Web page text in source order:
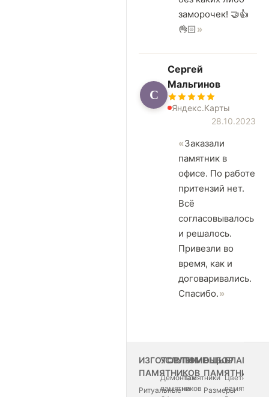
заморочек! 🤝👍
👌🏻
С
Сергей
Мальгинов
Яндекс.Карты
28.10.2023
Заказали
памятник в
офисе. По работе
притензий нет.
Всё
согласовывалось
и решалось.
Привезли во
время, как и
договаривались.
Спасибо.
ИЗГОТОВЛЕНИЕ
ПАМЯТНИКОВ
Ритуальные
УСЛУГИ
Демонтаж
памятников
ПОМОЩЬ
Памятники
на
ВЫБОР
ПАМЯТНИКА
Размеры
Цветные
памятники